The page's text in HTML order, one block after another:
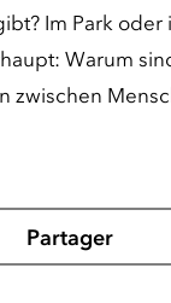
Im Park oder
Warum
zwischen
Partager